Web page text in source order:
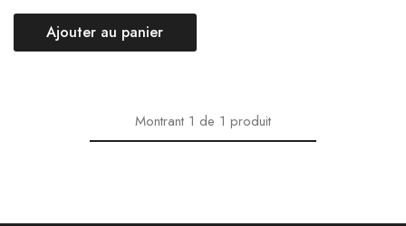
Ajouter au panier
Montrant 1 de 1 produit